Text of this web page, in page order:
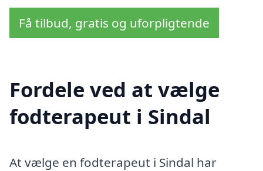
Få tilbud, gratis og uforpligtende
Fordele ved at vælge
fodterapeut i Sindal
At vælge en fodterapeut i Sindal har